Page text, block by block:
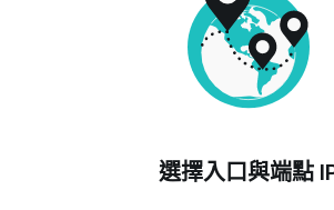
選擇入口與端點